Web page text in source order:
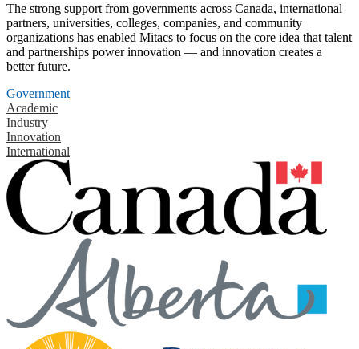
The strong support from governments across Canada, international
partners, universities, colleges, companies, and community
organizations has enabled Mitacs to focus on the core idea that talent
and partnerships power innovation — and innovation creates a
better future.
Government
Academic
Industry
Innovation
International